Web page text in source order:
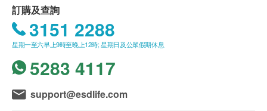
ARWMH反映腦小血管病變，而該變化與以下癥狀相
關：​
認知功能受損
抑鬱
有效期：
本產品有效期為6個月，客戶必須於6個月內 (由確
免責聲明：
所有健康檢查/服務並非作為醫務診斷或治療用
訂購及查詢
3151 2288
星期一至六早上9時至晚上12時; 星期日及公眾假期休息
5283 4117
support@esdlife.com